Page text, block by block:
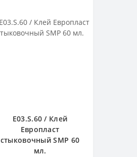
E03.S.60 / Клей
Европласт
стыковочный SMP 60
мл.